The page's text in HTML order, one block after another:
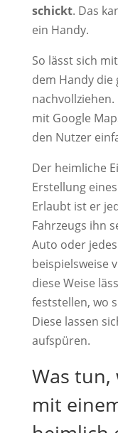
schickt. Das
ein Handy.
So lässt sich
dem Handy die
mit Google
den Nutzer
Der heimliche
Erstellung
Erlaubt ist er
Fahrzeugs ihn
Auto oder
beispielsweise
diese Weise
feststellen, wo
Diese lassen
aufspüren.
Was tun,
mit